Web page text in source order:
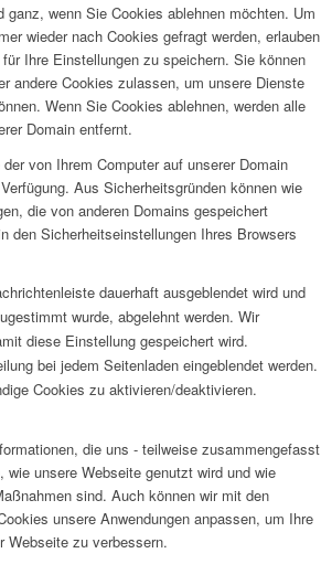
ganz, wenn Sie Cookies ablehnen möchten. Um
wieder nach Cookies gefragt werden, erlauben
Ihre Einstellungen zu speichern. Sie können
andere Cookies zulassen, um unsere Dienste
Wenn Sie Cookies ablehnen, werden alle
Domain entfernt.
von Ihrem Computer auf unserer Domain
Aus Sicherheitsgründen können wie
die von anderen Domains gespeichert
den Sicherheitseinstellungen Ihres Browsers
dauerhaft ausgeblendet wird und
wurde, abgelehnt werden. Wir
diese Einstellung gespeichert wird.
bei jedem Seitenladen eingeblendet werden.
Cookies zu aktivieren/deaktivieren.
die uns - teilweise zusammengefasst
wie unsere Webseite genutzt wird und wie
sind. Auch können wir mit den
unsere Anwendungen anpassen, um Ihre
Webseite zu verbessern.